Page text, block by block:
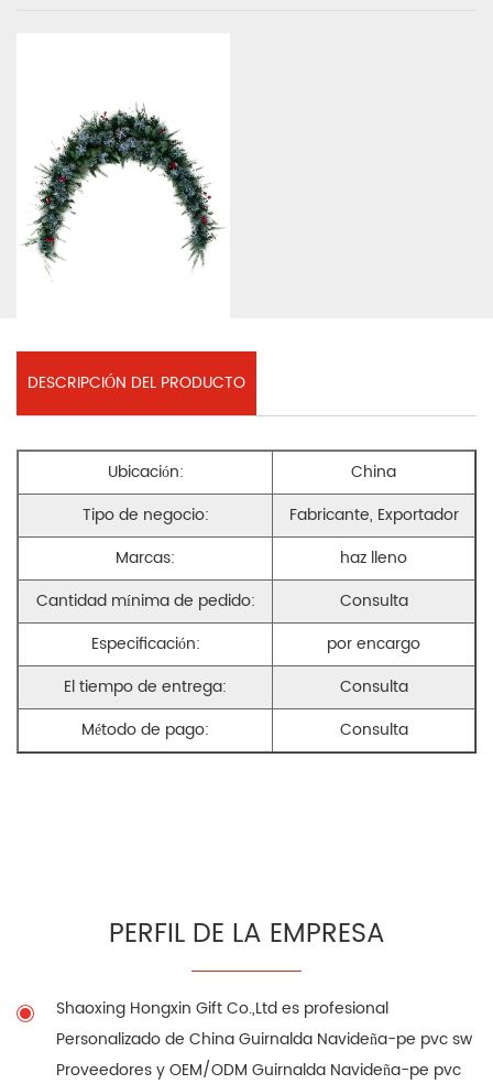
DESCRIPCIÓN DEL PRODUCTO
Ubicación:
China
Tipo de negocio:
Fabricante, Exportador
Marcas:
haz lleno
Cantidad mínima de pedido:
Consulta
Especificación:
por encargo
El tiempo de entrega:
Consulta
Método de pago:
Consulta
PERFIL DE LA EMPRESA
Shaoxing Hongxin Gift Co.,Ltd es profesional
Personalizado de China Guirnalda Navideña-pe pvc sw
ProveedoresyOEM/ODM Guirnalda Navideña-pe pvc